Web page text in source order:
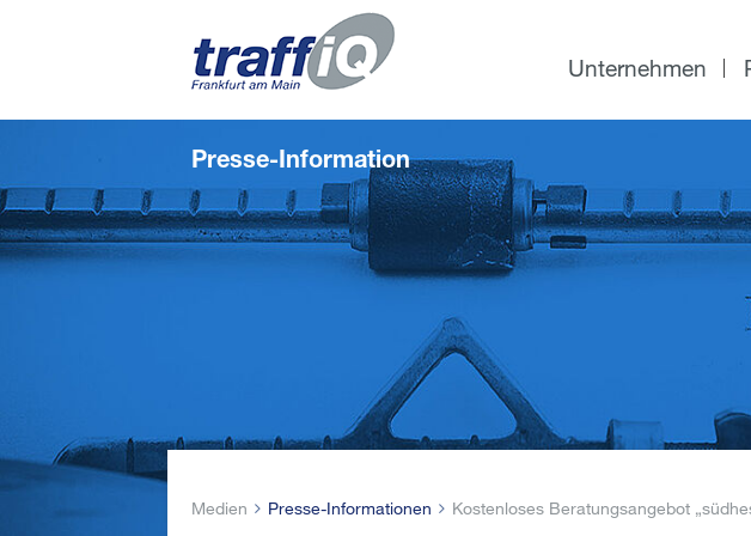
Unternehmen
Presse-Information
Medien Presse-Informationen Kostenloses Beratungsangebot